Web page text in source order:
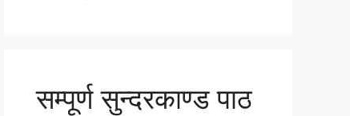
सम्पूर्ण सुन्दरकाण्ड पाठ